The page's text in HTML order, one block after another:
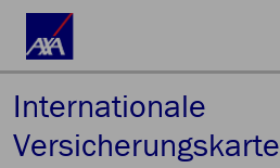
Internationale
Versicherungskarte